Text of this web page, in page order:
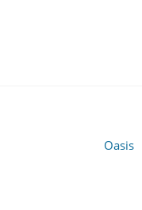
Oasis